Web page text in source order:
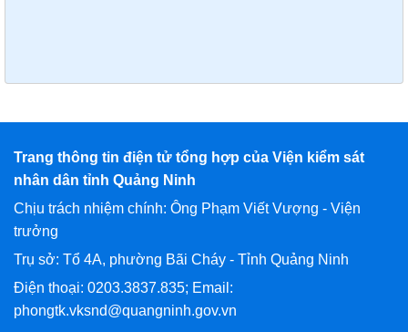
Trang thông tin điện tử tổng hợp của Viện kiểm sát
nhân dân tỉnh Quảng Ninh
Chịu trách nhiệm chính: Ông Phạm Viết Vượng - Viện
trưởng
Trụ sở: Tổ 4A, phường Bãi Cháy - Tỉnh Quảng Ninh
Điện thoại: 0203.3837.835; Email:
phongtk.vksnd@quangninh.gov.vn